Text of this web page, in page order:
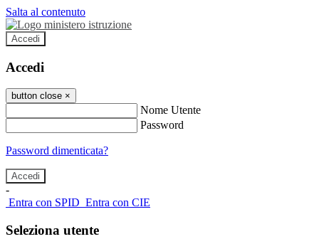
Salta al contenuto
Accedi
Accedi
button close ×
Nome Utente
Password
Password dimenticata?
-
Entra con SPID Entra con CIE
Seleziona utente